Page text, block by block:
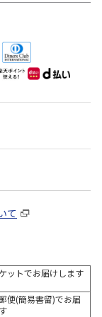
て
ットでお届けします
便(簡易書留)でお届